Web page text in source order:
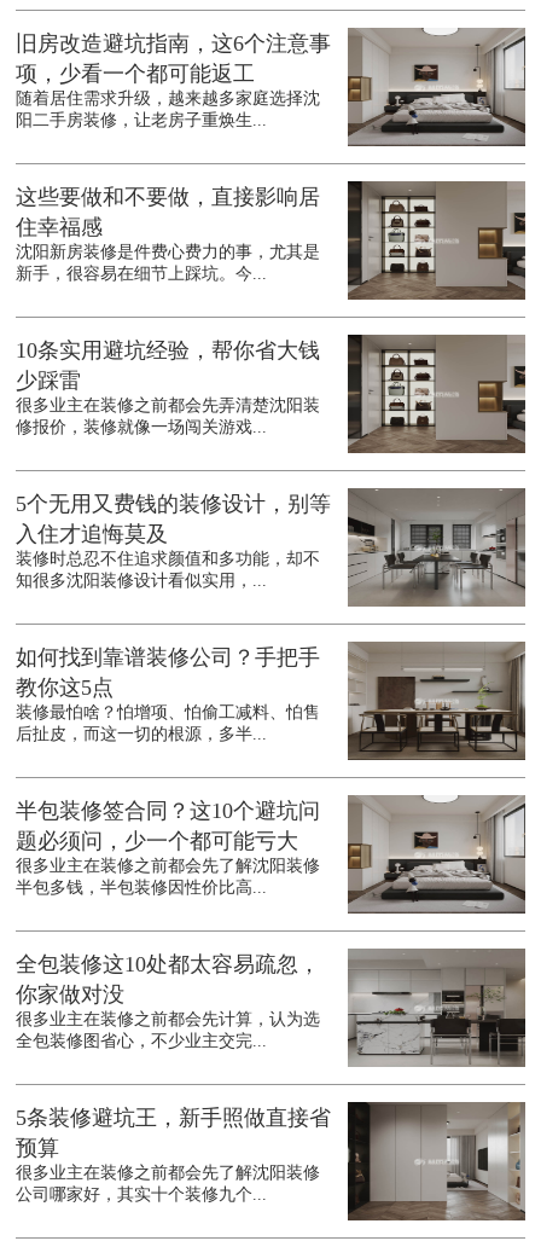
旧房改造避坑指南，这6个注意事
项，少看一个都可能返工
随着居住需求升级，越来越多家庭选择沈
阳二手房装修，让老房子重焕生...
这些要做和不要做，直接影响居
住幸福感
沈阳新房装修是件费心费力的事，尤其是
新手，很容易在细节上踩坑。今...
10条实用避坑经验，帮你省大钱
少踩雷
很多业主在装修之前都会先弄清楚沈阳装
修报价，装修就像一场闯关游戏...
5个无用又费钱的装修设计，别等
入住才追悔莫及
装修时总忍不住追求颜值和多功能，却不
知很多沈阳装修设计看似实用，...
如何找到靠谱装修公司？手把手
教你这5点
装修最怕啥？怕增项、怕偷工减料、怕售
后扯皮，而这一切的根源，多半...
半包装修签合同？这10个避坑问
题必须问，少一个都可能亏大
很多业主在装修之前都会先了解沈阳装修
半包多钱，半包装修因性价比高...
全包装修这10处都太容易疏忽，
你家做对没
很多业主在装修之前都会先计算，认为选
全包装修图省心，不少业主交完...
5条装修避坑王，新手照做直接省
预算
很多业主在装修之前都会先了解沈阳装修
公司哪家好，其实十个装修九个...